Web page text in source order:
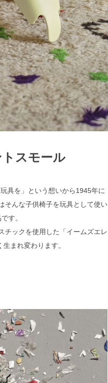
スモール
具を」という想いから1945年に
そんな子供椅子を玩具として使い
す。
チックを使用した「イームズエレ
まれ変わります。